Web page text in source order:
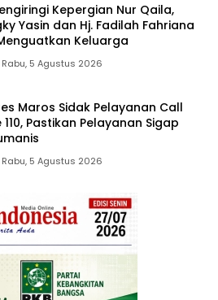
Kepergian Nur Qaila,
Yasin dan Hj. Fadilah Fahriana
Keluarga
Rabu, 5 Agustus 2026
Maros Sidak Pelayanan Call
Pastikan Pelayanan Sigap
Rabu, 5 Agustus 2026